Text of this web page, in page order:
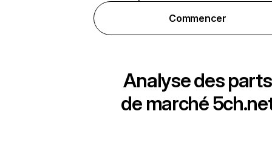
Commencer
Analyse des parts
de marché